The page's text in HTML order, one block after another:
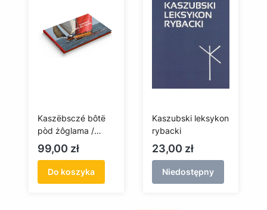
Kaszëbsczé bôtë
pòd żôglama /
Kaszubskie łodzie
pod żaglami
Cena
99,00 zł
Do koszyka
Kaszubski leksykon
rybacki
Cena
23,00 zł
Niedostępny